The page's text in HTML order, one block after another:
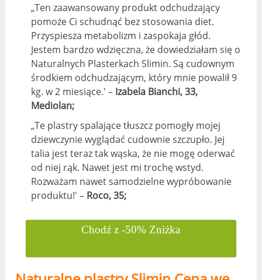
„Ten zaawansowany produkt odchudzający
pomoże Ci schudnąć bez stosowania diet.
Przyspiesza metabolizm i zaspokaja głód.
Jestem bardzo wdzięczna, że ​​dowiedziałam się o
Naturalnych Plasterkach Slimin. Są cudownym
środkiem odchudzającym, który mnie powalił 9
kg. w 2 miesiące.' – Izabela Bianchi, 33,
Mediolan;
„Te plastry spalające tłuszcz pomogły mojej
dziewczynie wyglądać cudownie szczupło. Jej
talia jest teraz tak wąska, że ​​nie mogę oderwać
od niej rąk. Nawet jest mi trochę wstyd.
Rozważam nawet samodzielne wypróbowanie
produktu!' – Roco, 35;
Chodź z -50% Zniżka